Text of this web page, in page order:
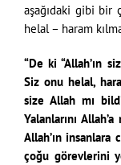
aşağıdaki gibi bir
helal – haram
“De ki “Allah’ın
Siz onu helal,
size Allah mı
Yalanlarını
Allah’ın
çoğu görevlerini